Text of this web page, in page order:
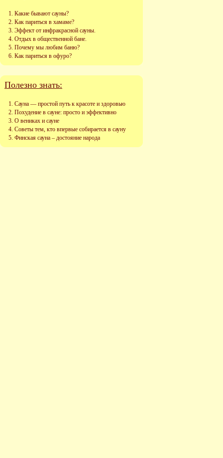
Какие бывают сауны?
Как париться в хамаме?
Эффект от инфракрасной сауны.
Отдых в общественной бане.
Почему мы любим баню?
Как париться в офуро?
Полезно знать:
Сауна — простой путь к красоте и здоровью
Похудение в сауне: просто и эффективно
О вениках и сауне
Советы тем, кто впервые собирается в сауну
Финская сауна – достояние народа